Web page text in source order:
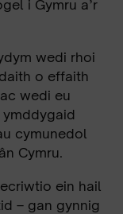
i Gymru a’r
wedi rhoi
o effaith
wedi eu
cymunedol
Cymru.
ein hail
– gan gynnig